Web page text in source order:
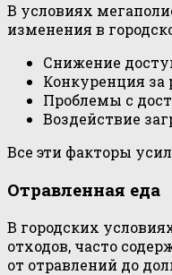
В условиях
изменения в
Снижение
Конкуренция
Проблемы с
Воздействие
Все эти факторы
Отравленная еда
В городских
отходов, часто
от отравлений до